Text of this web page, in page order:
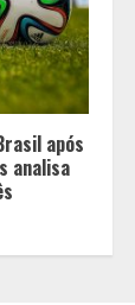
após
analisa